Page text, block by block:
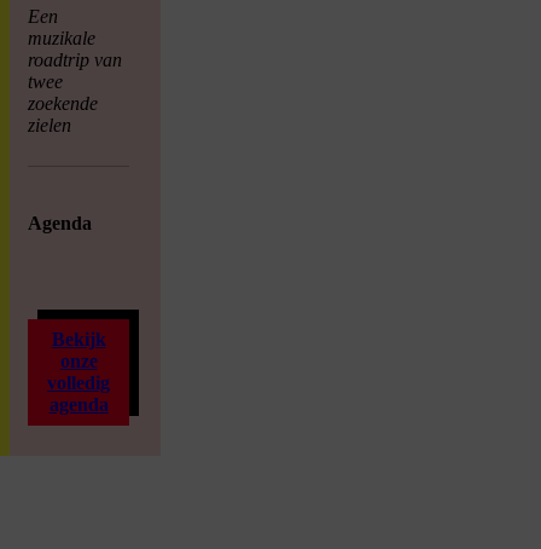
Een
muzikale
roadtrip van
twee
zoekende
zielen
Agenda
Bekijk
onze
volledig
agenda